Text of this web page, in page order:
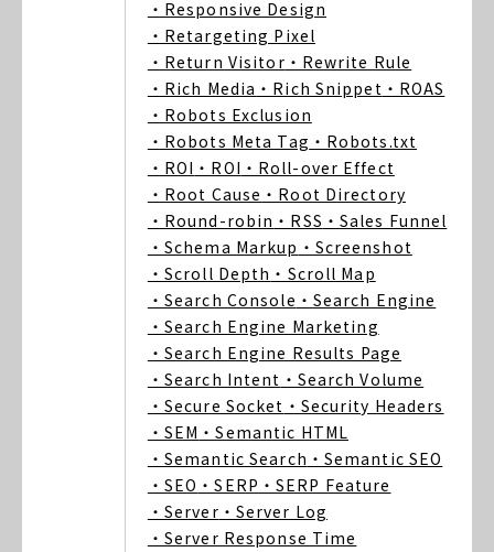
・Responsive Design
・Retargeting Pixel
・Return Visitor ・Rewrite Rule
・Rich Media ・Rich Snippet ・ROAS
・Robots Exclusion
・Robots Meta Tag ・Robots.txt
・ROI ・ROI ・Roll-over Effect
・Root Cause ・Root Directory
・Round-robin ・RSS ・Sales Funnel
・Schema Markup ・Screenshot
・Scroll Depth ・Scroll Map
・Search Console ・Search Engine
・Search Engine Marketing
・Search Engine Results Page
・Search Intent ・Search Volume
・Secure Socket ・Security Headers
・SEM ・Semantic HTML
・Semantic Search ・Semantic SEO
・SEO ・SERP ・SERP Feature
・Server ・Server Log
・Server Response Time